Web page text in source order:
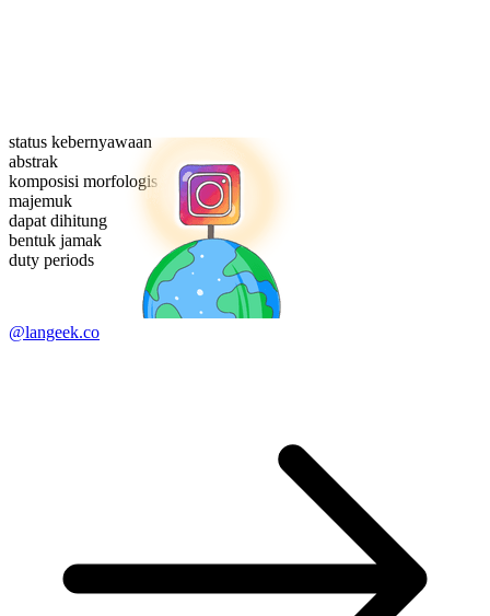
status kebernyawaan
abstrak
komposisi morfologis
majemuk
dapat dihitung
bentuk jamak
duty periods
@langeek.co